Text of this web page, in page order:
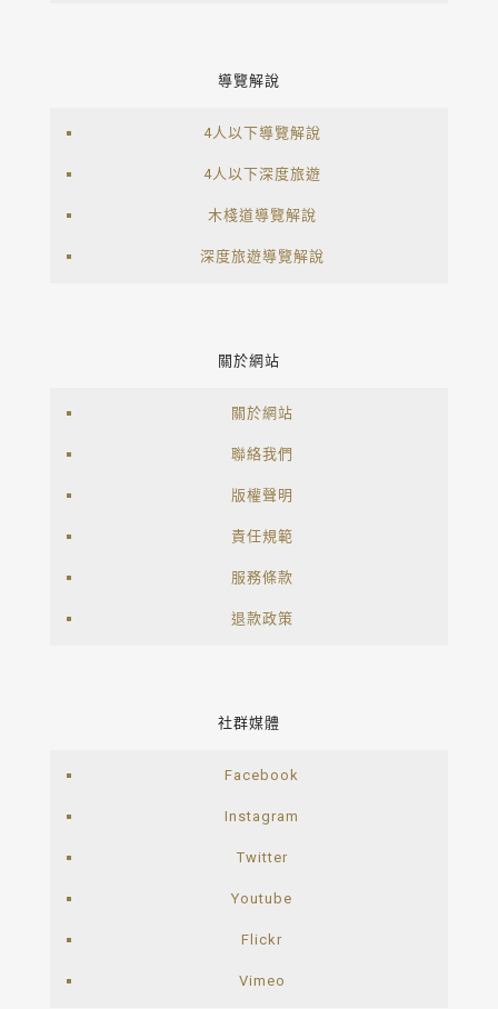
導覽解說
4人以下導覽解說
4人以下深度旅遊
木棧道導覽解說
深度旅遊導覽解說
關於網站
關於網站
聯絡我們
版權聲明
責任規範
服務條款
退款政策
社群媒體
Facebook
Instagram
Twitter
Youtube
Flickr
Vimeo